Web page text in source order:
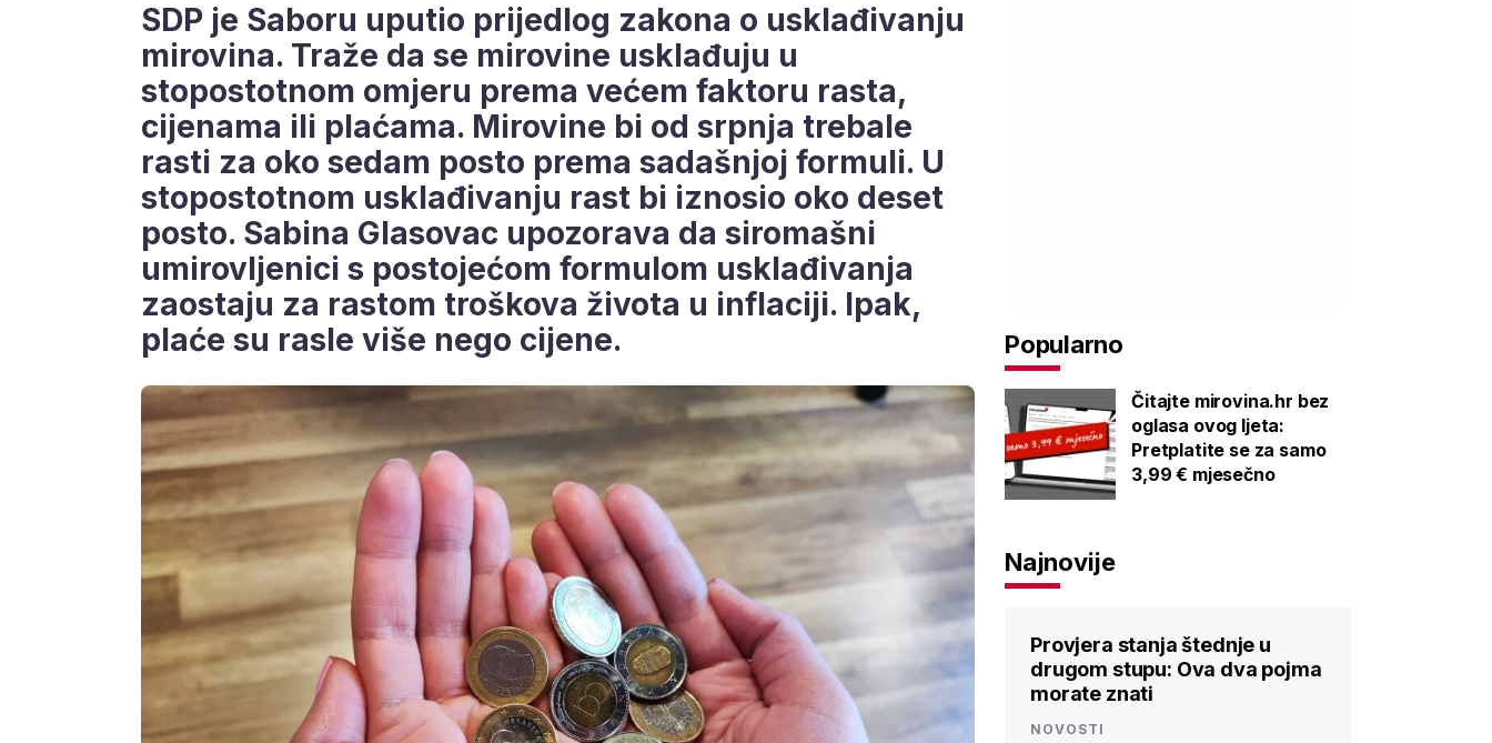
SDP je Saboru uputio prijedlog zakona o usklađivanju
mirovina. Traže da se mirovine usklađuju u
stopostotnom omjeru prema većem faktoru rasta,
cijenama ili plaćama. Mirovine bi od srpnja trebale
rasti za oko sedam posto prema sadašnjoj formuli. U
stopostotnom usklađivanju rast bi iznosio oko deset
posto. Sabina Glasovac upozorava da siromašni
umirovljenici s postojećom formulom usklađivanja
zaostaju za rastom troškova života u inflaciji. Ipak,
plaće su rasle više nego cijene.
Popularno
Čitajte mirovina.hr bez
oglasa ovog ljeta:
Pretplatite se za samo
3,99 € mjesečno
Najnovije
Provjera stanja štednje u
drugom stupu: Ova dva pojma
morate znati
NOVOSTI